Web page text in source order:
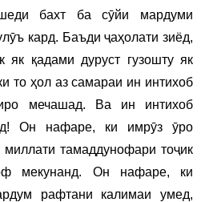
бахт ба сӯйи мардуми
кард. Баъди ҷаҳолати зиёд,
як қадами дуруст гузошту як
то ҳол аз самараи ин интихоб
мечашад. Ва ин интихоб
Он нафаре, ки имрӯз ӯро
тамаддунофари тоҷик
мекунанд. Он нафаре, ки
рафтани калимаи умед,